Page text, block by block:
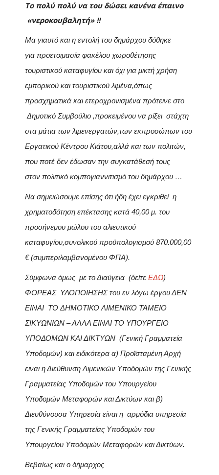
Το πολύ πολύ να του δώσει κανένα έπαινο
«νεροκουβαλητή» !!
Μα γιαυτό και η εντολή του δημάρχου δόθηκε
για προετοιμασία φακέλου χωροθέτησης
τουριστικού καταφυγίου και όχι για μικτή χρήση
εμπορικού και τουριστικού λιμένα,όπως
προσχηματικά και ετεροχρονισμένα πρότεινε στο
Δημοτικό Συμβούλιο ,προκειμένου να ρίξει στάχτη
στα μάτια των λιμενεργατών,των εκπροσώπων του
Εργατικού Κέντρου Κιάτου,αλλά και των πολιτών,
που ποτέ δεν έδωσαν την συγκατάθεσή τους
στον πολιτικό κομπογιαννιτισμό του δημάρχου …
Να σημειώσουμε επίσης ότι ήδη έχει εγκριθεί η
χρηματοδότηση επέκτασης κατά 40,00 μ. του
προσήνεμου μώλου του αλιευτικού
καταφυγίου,συνολικού προϋπολογισμού 870.000,00
€ (συμπεριλαμβανομένου ΦΠΑ).
Σύμφωνα όμως με το Διαύγεια (δείτε ΕΔΩ)
ΦΟΡΕΑΣ ΥΛΟΠΟΙΗΣΗΣ του εν λόγω έργου ΔΕΝ
ΕΙΝΑΙ ΤΟ ΔΗΜΟΤΙΚΟ ΛΙΜΕΝΙΚΟ ΤΑΜΕΙΟ
ΣΙΚΥΩΝΙΩΝ – ΑΛΛΑ ΕΙΝΑΙ ΤΟ ΥΠΟΥΡΓΕΙΟ
ΥΠΟΔΟΜΩΝ ΚΑΙ ΔΙΚΤΥΩΝ (Γενική Γραμματεία
Υποδομών) και ειδικότερα α) Προϊσταμένη Αρχή
ειναι η Διεύθυνση Λιμενικών Υποδομών της Γενικής
Γραμματείας Υποδομών του Υπουργείου
Υποδομών Μεταφορών και Δικτύων και β)
Διευθύνουσα Υπηρεσία είναι η αρμόδια υπηρεσία
της Γενικής Γραμματείας Υποδομών του
Υπουργείου Υποδομών Μεταφορών και Δικτύων.
Βεβαίως και ο δήμαρχος